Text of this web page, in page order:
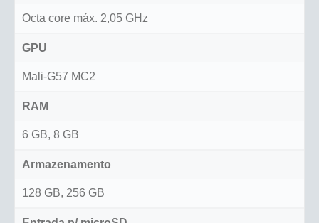
Octa core máx. 2,05 GHz
GPU
Mali-G57 MC2
RAM
6 GB, 8 GB
Armazenamento
128 GB, 256 GB